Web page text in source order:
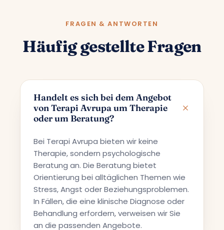
FRAGEN & ANTWORTEN
Häufig gestellte Fragen
Handelt es sich bei dem Angebot
von Terapi Avrupa um Therapie
oder um Beratung?
Bei Terapi Avrupa bieten wir keine
Therapie, sondern psychologische
Beratung an. Die Beratung bietet
Orientierung bei alltäglichen Themen wie
Stress, Angst oder Beziehungsproblemen.
In Fällen, die eine klinische Diagnose oder
Behandlung erfordern, verweisen wir Sie
an die passenden Angebote.